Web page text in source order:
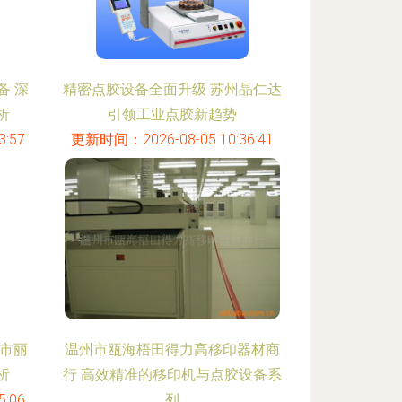
深
精密点胶设备全面升级 苏州晶仁达
引领工业点胶新趋势
更新时间：2026-08-05 10:36:41
丽
温州市瓯海梧田得力高移印器材商
行 高效精准的移印机与点胶设备系